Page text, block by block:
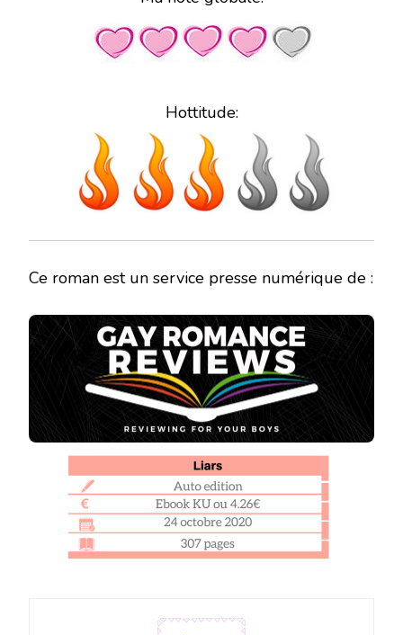
Hottitude:
Ce roman est un service presse numérique de :